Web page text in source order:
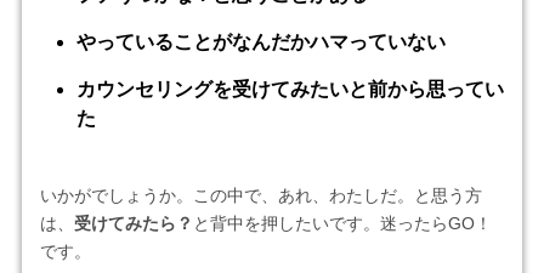
やっていることがなんだかハマっていない
カウンセリングを受けてみたいと前から思ってい
た
いかがでしょうか。この中で、あれ、わたしだ。と思う方
は、 受けてみたら？ と背中を押したいです。迷ったらGO！
です。